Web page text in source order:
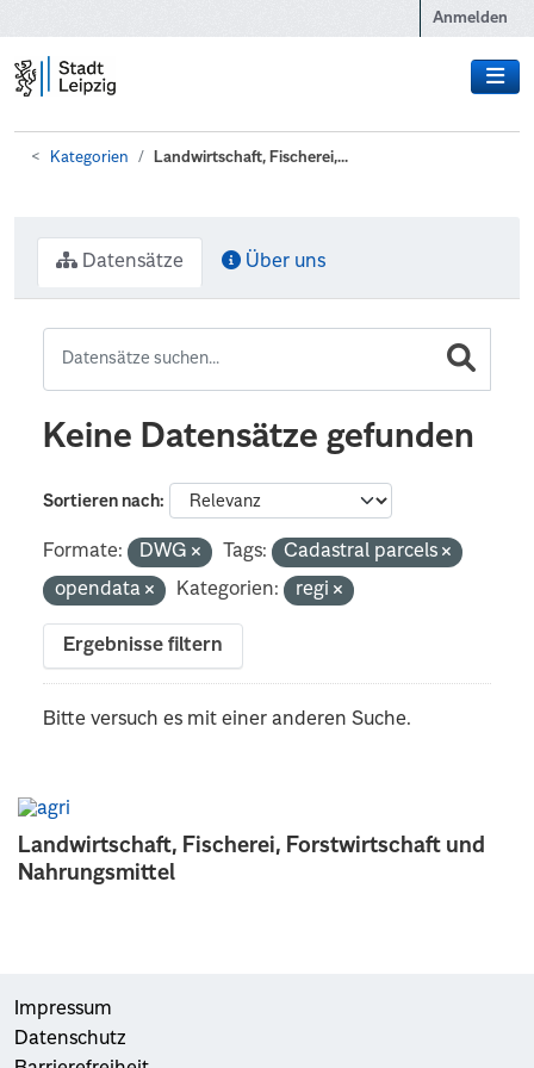
Anmelden
Kategorien Landwirtschaft, Fischerei,...
Landwirtschaft, Fischerei, Forstwirtschaft und
Nahrungsmittel
Datensätze Über uns
Keine Datensätze gefunden
Sortieren nach
Formate: DWG Tags:
Cadastral parcels
opendata
Kategorien: regi
Ergebnisse filtern
Bitte versuch es mit einer anderen Suche.
Impressum
Datenschutz